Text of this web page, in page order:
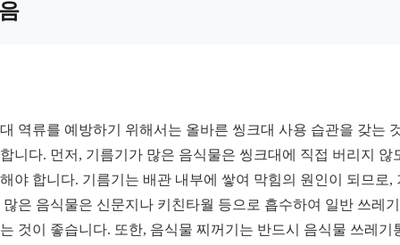
역류를 예방하기 위해서는 올바른 씽크대 사용 습관을 갖는
니다. 먼저, 기름기가 많은 음식물은 씽크대에 직접 버리지 않
야 합니다. 기름기는 배관 내부에 쌓여 막힘의 원인이 되므로,
많은 음식물은 신문지나 키친타월 등으로 흡수하여 일반 쓰레
것이 좋습니다. 또한, 음식물 찌꺼기는 반드시 음식물 쓰레기